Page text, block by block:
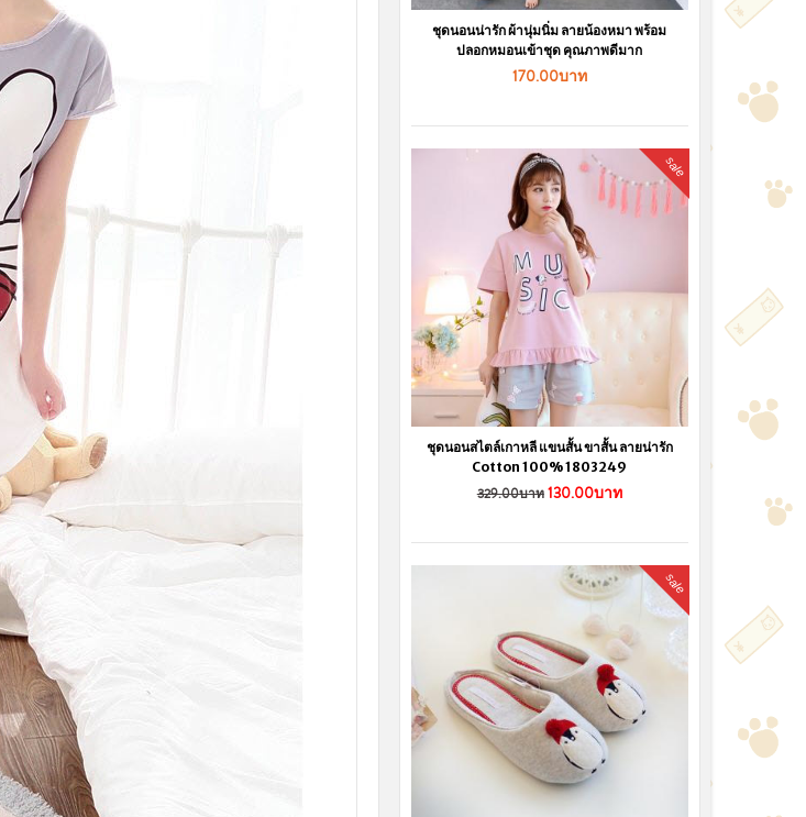
ชุดนอนน่ารัก ผ้านุ่มนิ่ม ลายน้องหมา พร้อม
ปลอกหมอนเข้าชุด คุณภาพดีมาก
170.00บาท
sale
ชุดนอนสไตล์เกาหลี แขนสั้น ขาสั้น ลายน่ารัก
Cotton 100% 1803249
329.00บาท130.00บาท
sale